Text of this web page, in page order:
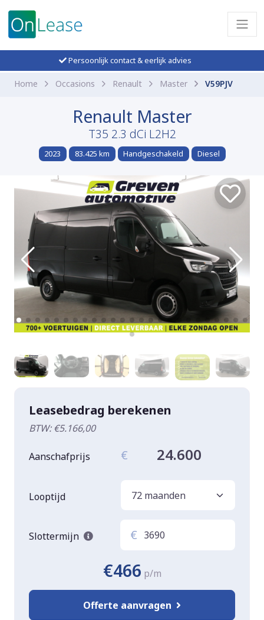
Persoonlijk contact & eerlijk advies
Home Occasions Renault Master V59PJV
Renault Master
T35 2.3 dCi L2H2
2023 83.425 km Handgeschakeld Diesel
Leasebedrag berekenen
BTW: €5.166,00
Aanschafprijs € 24.600
Looptijd
Slottermijn €
€466 p/m
Offerte aanvragen